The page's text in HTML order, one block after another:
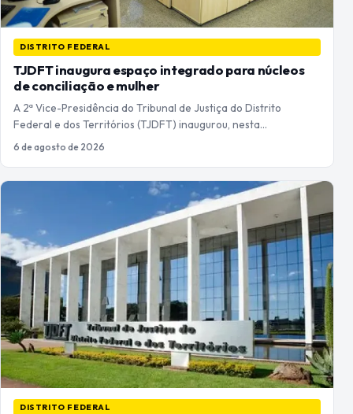
DISTRITO FEDERAL
TJDFT inaugura espaço integrado para núcleos
de conciliação e mulher
A 2ª Vice-Presidência do Tribunal de Justiça do Distrito
Federal e dos Territórios (TJDFT) inaugurou, nesta…
6 de agosto de 2026
DISTRITO FEDERAL